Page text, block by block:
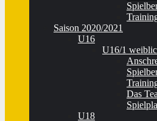
Saison 2020/2021
U16
U16/1
Das
U18